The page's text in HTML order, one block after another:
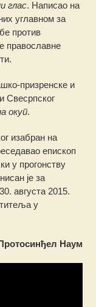
глас. Написао на
углавном за
против
православне
призренске и
Свесрпског
окуп.
изабран на
епископ
у прогонству
је за
августа 2015.
у
Наум